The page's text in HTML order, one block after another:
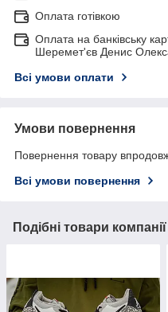
Оплата готівкою
Оплата на банківську
Шеремет'єв Денис
Всі умови оплати
Умови повернення
Повернення товару
Всі умови повернення
Подібні товари компанії